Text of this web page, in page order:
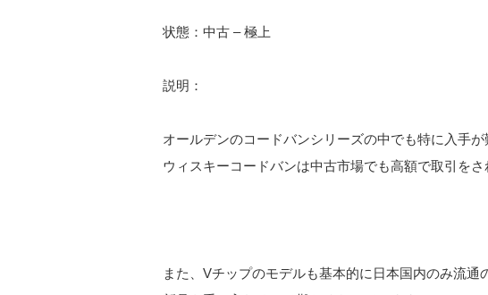
状態：中古 – 極上
説明：
オールデンのコードバンシリーズの中でも特に入手
ウィスキーコードバンは中古市場でも高額で取引をさ
また、Vチップのモデルも基本的に日本国内のみ流通